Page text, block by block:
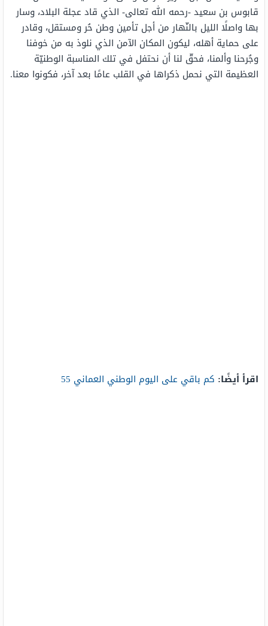
قابوس بن سعيد -رحمه الله تعالى- الذي قاد عجلة البلاد، وسار
بها واصلًا الليل بالنّهار من أجل تأمين وطن حُر ومستقل، وقادر
على حماية أهله، ليكون المكان الآمن الذي نلوذ به من خوفنا
وجُرحنا وألمنا، فحقّ لنا أن نحتفل في تلك المناسبة الوطنيّة
العظيمة التي نحمل ذكراها في القلب عامًا بعد آخر، فكونوا معنا.
اقرأ أيضًا: كم باقي على اليوم الوطني العماني 55